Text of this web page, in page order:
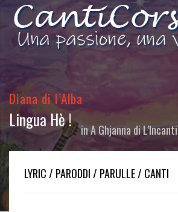
Diana di l’Alba
Lingua Hè ! inA Ghjanna di L’Incanti
LYRIC / PARODDI / PARULLE / CANTI